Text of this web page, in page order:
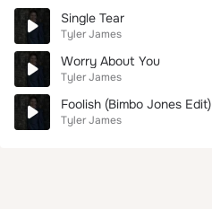
Single Tear
Tyler James
Worry About You
Tyler James
Foolish (Bimbo Jones Edit)
Tyler James